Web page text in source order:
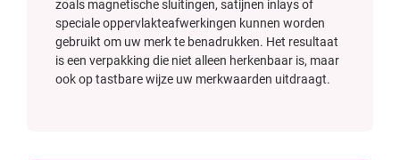
zoals magnetische sluitingen, satijnen inlays of
speciale oppervlakteafwerkingen kunnen worden
gebruikt om uw merk te benadrukken. Het resultaat
is een verpakking die niet alleen herkenbaar is, maar
ook op tastbare wijze uw merkwaarden uitdraagt.